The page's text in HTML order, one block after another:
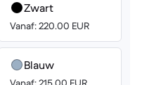
Zwart
Vanaf: 220.00 EUR
Blauw